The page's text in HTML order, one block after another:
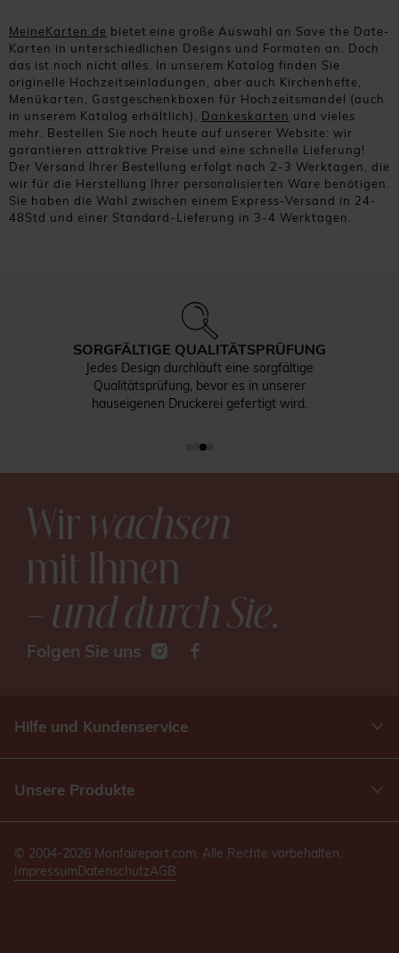
MeineKarten.de bietet eine große Auswahl an Save the Date-
Karten in unterschiedlichen Designs und Formaten an. Doch
das ist noch nicht alles. In unserem Katalog finden Sie
originelle Hochzeitseinladungen, aber auch Kirchenhefte,
Menükarten, Gastgeschenkboxen für Hochzeitsmandel (auch
in unserem Katalog erhältlich), Dankeskarten und vieles
mehr. Bestellen Sie noch heute auf unserer Website: wir
garantieren attraktive Preise und eine schnelle Lieferung!
Der Versand Ihrer Bestellung erfolgt nach 2-3 Werktagen, die
wir für die Herstellung Ihrer personalisierten Ware benötigen.
Sie haben die Wahl zwischen einem Express-Versand in 24-
48Std und einer Standard-Lieferung in 3-4 Werktagen.
SORGFÄLTIGE QUALITÄTSPRÜFUNG
Jedes Design durchläuft eine sorgfältige
Qualitätsprüfung, bevor es in unserer
hauseigenen Druckerei gefertigt wird.
Wirwachsen
mit Ihnen
– und durch Sie.
Folgen Sie uns
Hilfe und Kundenservice
Unsere Produkte
© 2004-2026 Monfairepart.com. Alle Rechte vorbehalten.
ImpressumDatenschutzAGB